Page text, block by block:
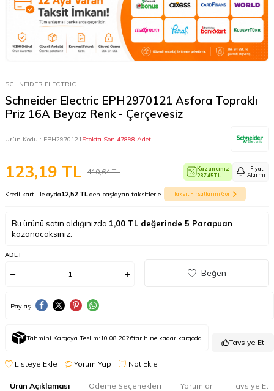
SCHNEIDER ELECTRIC
Schneider Electric EPH2970121 Asfora Topraklı
Priz 16A Beyaz Renk - Çerçevesiz
Ürün Kodu : EPH2970121 Stokta Son 47898 Adet
410,64TL
123,19 TL
Kazancınız
287,45TL
Fiyat
Alarmı
Kredi kartı ile ayda12,52 TL'den başlayan taksitlerle Taksit Fırsatlarını Gör
Bu ürünü satın aldığınızda 1,00 TL değerinde 5 Parapuan
kazanacaksınız.
ADET
Beğen
Paylaş
Tahmini Kargoya Teslim:10.08.2026tarihine kadar kargoda Tavsiye Et
Listeye Ekle Yorum Yap Not Ekle
Ürün Açıklaması Ödeme Seçenekleri Yorumlar Tavsiye Et